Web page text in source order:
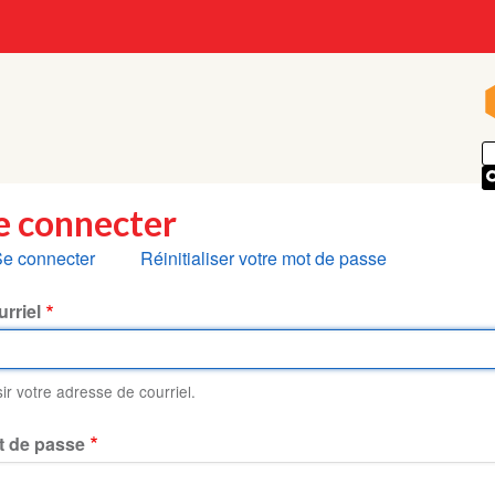
connecter
connecter Réinitialiser votre mot de passe
votre adresse de courriel.
de passe